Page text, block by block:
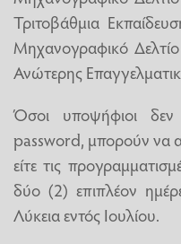
Τριτοβάθμια
Μηχανογραφικό
Ανώτερης
Όσοι υποψήφιοι
password, μπορούν να
είτε τις
δύο (2) επιπλέον
Λύκεια εντός Ιουλίου.